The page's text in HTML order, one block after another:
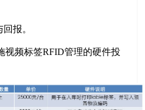
报。
视频标签RFID管理的硬件投